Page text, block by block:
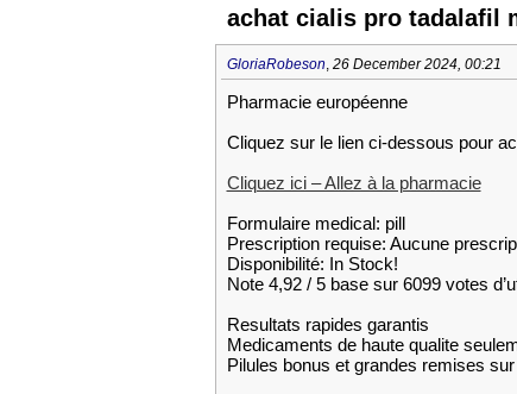
achat cialis pro tadalafil
GloriaRobeson, 26 December 2024, 00:21
Pharmacie européenne
Cliquez sur le lien ci-dessous pour
Cliquez ici – Allez à la pharmacie
Formulaire medical: pill
Prescription requise: Aucune
Disponibilité: In Stock!
Note 4,92 / 5 base sur 6099 votes
Resultats rapides garantis
Medicaments de haute qualite
Pilules bonus et grandes remises